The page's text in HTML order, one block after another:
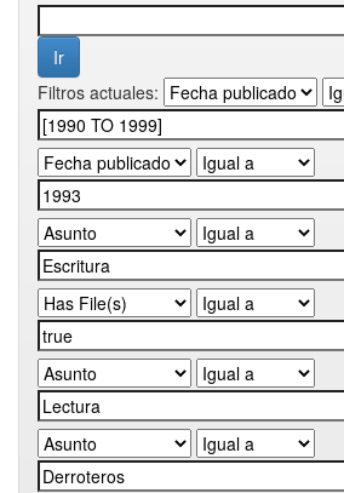
Filtros actuales: